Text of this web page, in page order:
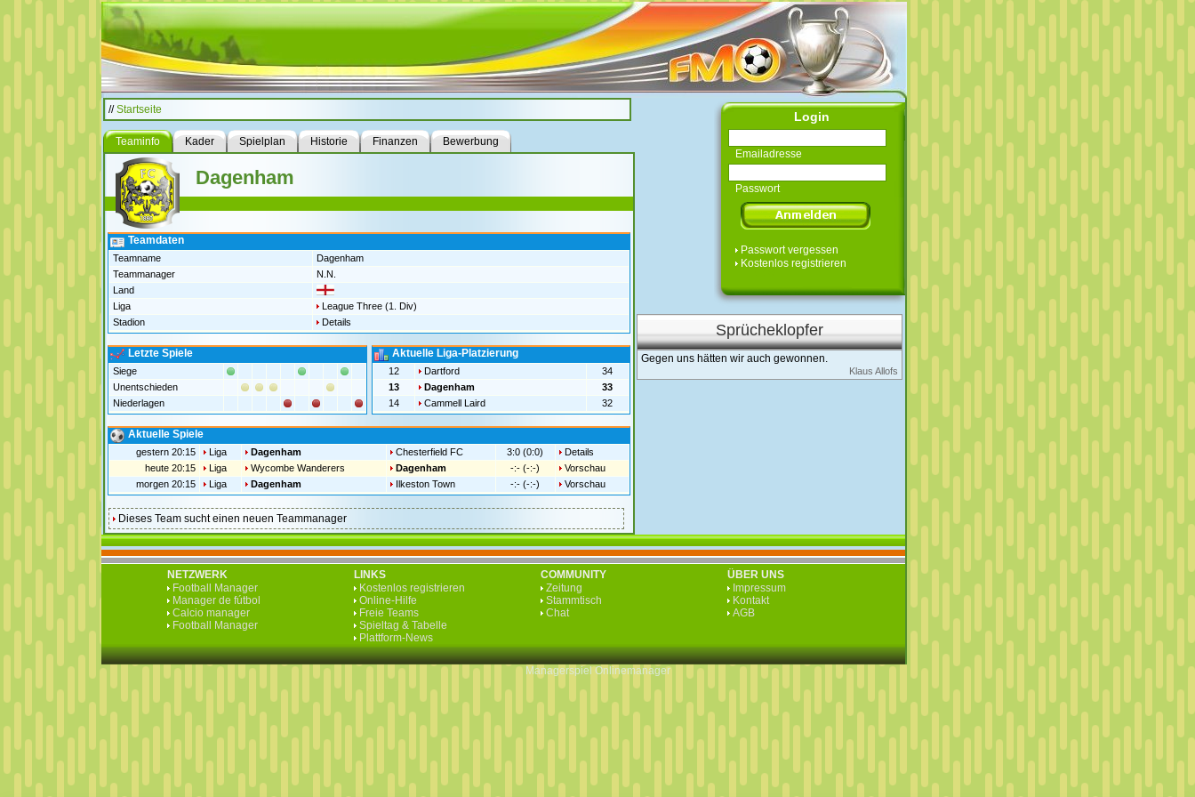
//Startseite
Teaminfo Kader Spielplan Historie Finanzen Bewerbung
Dagenham
Teamdaten
Teamname
Dagenham
Teammanager
N.N.
Land
Liga
League Three (1. Div)
Stadion
Details
Letzte Spiele
Siege
Unentschieden
Niederlagen
Aktuelle Liga-Platzierung
12 Dartford
34
13
Dagenham
33
14
Cammell Laird 32
Aktuelle Spiele
gestern 20:15 Liga Dagenham Chesterfield FC 3:0 (0:0)
Details
heute 20:15
Liga Wycombe Wanderers Dagenham -:- (-:-)
Vorschau
morgen 20:15
Liga Dagenham Ilkeston Town -:- (-:-) Vorschau
Dieses Team sucht einen neuen Teammanager
Login
Emailadresse
Passwort
Passwort vergessen
Kostenlos registrieren
Sprücheklopfer
Gegen uns hätten wir auch gewonnen.
Klaus Allofs
NETZWERK
Football Manager
Manager de fútbol
Calcio manager
Football Manager
LINKS
Kostenlos registrieren
Online-Hilfe
Freie Teams
Spieltag & Tabelle
Plattform-News
COMMUNITY
Zeitung
Stammtisch
Chat
ÜBER UNS
Impressum
Kontakt
AGB
Managerspiel Onlinemanager